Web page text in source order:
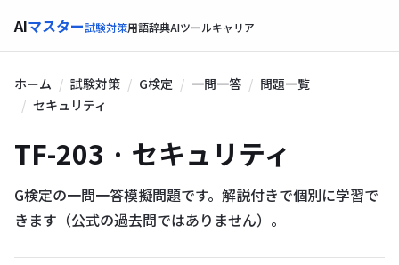
AIマスター試験対策用語辞典AIツールキャリア
ホーム 試験対策 G検定 一問一答
問題一覧
セキュリティ
TF-203 · セキュリティ
G検定の一問一答模擬問題です。解説付きで個別に学習で
きます（公式の過去問ではありません）。